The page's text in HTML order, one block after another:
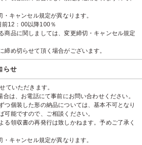
キャンセル規定が異なります。
12：00以降100％
商品に関しましては、変更締切・キャンセル規定
め切らせて頂く場合がございます。
らせ
ていただきます。
合は、お電話にて事前にお問い合わせください。
つ個装した形の納品については、基本不可となり
可能ですので、ご相談ください。
る領収書の再発行は致しかねます。予めご了承く
キャンセル規定が異なります。